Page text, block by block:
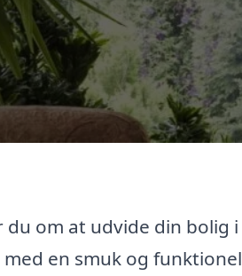
du om at udvide din bolig i
med en smuk og funktionel